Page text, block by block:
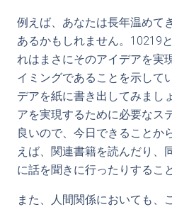
例えば、あなたは長年温めて
あるかもしれません。10219
れはまさにそのアイデアを実
イミングであることを示して
デアを紙に書き出してみまし
アを実現するために必要なス
良いので、今日できることか
えば、関連書籍を読んだり、
に話を聞きに行ったりするこ
また、人間関係においても、